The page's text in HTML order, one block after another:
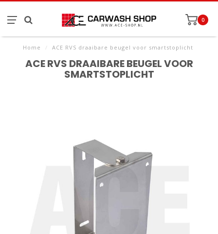
0
Home / ACE RVS draaibare beugel voor smartstoplicht
ACE RVS DRAAIBARE BEUGEL VOOR
SMARTSTOPLICHT